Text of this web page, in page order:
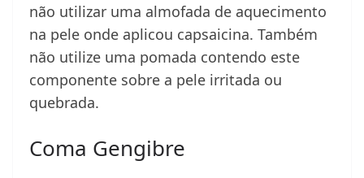
não utilizar uma almofada de aquecimento
na pele onde aplicou capsaicina. Também
não utilize uma pomada contendo este
componente sobre a pele irritada ou
quebrada.
Coma Gengibre